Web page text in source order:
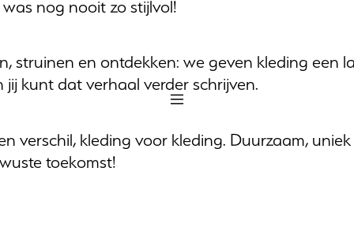
nog nooit zo stijlvol!
struinen en ontdekken: we geven kleding een
kunt dat verhaal verder schrijven.
verschil, kleding voor kleding. Duurzaam,
toekomst!